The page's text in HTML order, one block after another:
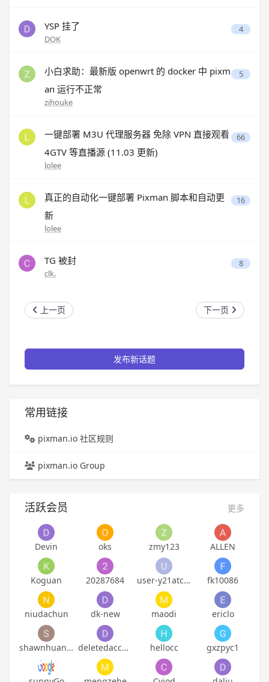
YSP 挂了
DOK
4
小白求助：最新版 openwrt 的 docker 中 pixm
an 运行不正常
zihouke
5
一键部署 M3U 代理服务器 免除 VPN 直接观看
4GTV 等直播源 (11.03 更新)
lolee
66
真正的自动化一键部署 Pixman 脚本和自动更
新
lolee
16
TG 被封
clk.
8
上一页 下一页
发布新话题
常用链接
pixman.io 社区规则
pixman.io Group
活跃会员 更多
Devin oks zmy123 ALLEN
Koguan 20287684 user-y21atckpbaddn7 fk10086
niudachun dk-new maodi ericlo
shawnhuangyh deletedaccount hellocc gxzpyc1